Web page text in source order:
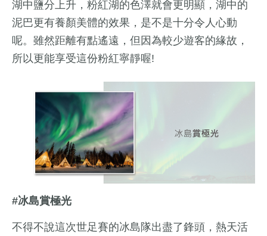
湖中鹽分上升，粉紅湖的色澤就會更明顯，湖中的
泥巴更有養顏美體的效果，是不是十分令人心動
呢。雖然距離有點遙遠，但因為較少遊客的緣故，
所以更能享受這份粉紅寧靜喔!
#冰島賞極光
不得不說這次世足賽的冰島隊出盡了鋒頭，熱天活